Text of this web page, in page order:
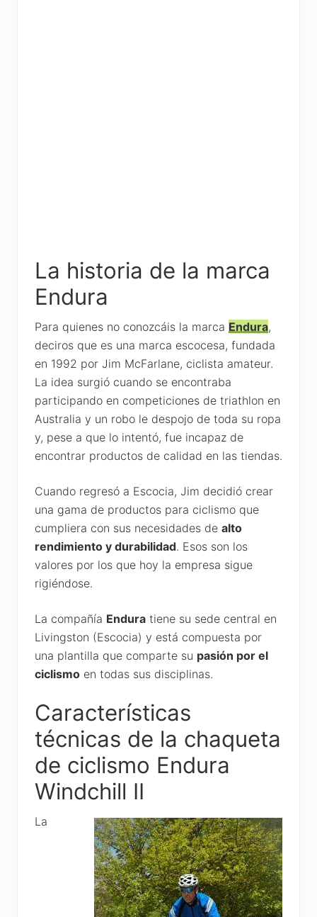
La historia de la marca
Endura
Para quienes no conozcáis la marca Endura,
deciros que es una marca escocesa, fundada
en 1992 por Jim McFarlane, ciclista amateur.
La idea surgió cuando se encontraba
participando en competiciones de triathlon en
Australia y un robo le despojo de toda su ropa
y, pese a que lo intentó, fue incapaz de
encontrar productos de calidad en las tiendas.
Cuando regresó a Escocia, Jim decidió crear
una gama de productos para ciclismo que
cumpliera con sus necesidades de alto
rendimiento y durabilidad. Esos son los
valores por los que hoy la empresa sigue
rigiéndose.
La compañía Endura tiene su sede central en
Livingston (Escocia) y está compuesta por
una plantilla que comparte su pasión por el
ciclismo en todas sus disciplinas.
Características
técnicas de la chaqueta
de ciclismo Endura
Windchill II
La